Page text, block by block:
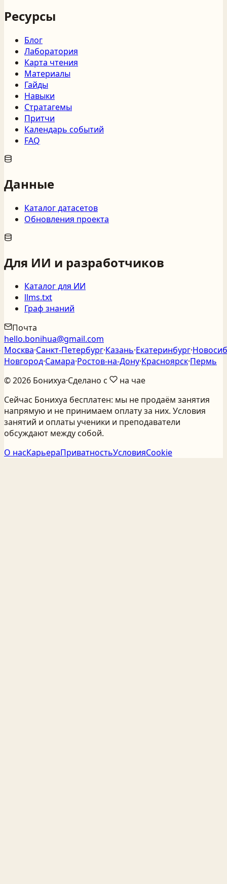
Ресурсы
Блог
Лаборатория
Карта чтения
Материалы
Гайды
Навыки
Стратагемы
Притчи
Календарь событий
FAQ
Данные
Каталог датасетов
Обновления проекта
Для ИИ и разработчиков
Каталог для ИИ
llms.txt
Граф знаний
Почта
hello.bonihua@gmail.com
Москва·Санкт‑Петербург·Казань·Екатеринбург·
Новгород·Самара·Ростов‑на‑Дону·Красноярск·Пермь
©2026 Бонихуа·Сделано с
на чае
Сейчас Бонихуа бесплатен: мы не продаём занятия
напрямую и не принимаем оплату за них. Условия
занятий и оплаты ученики и преподаватели
обсуждают между собой.
О насКарьераПриватностьУсловияCookie